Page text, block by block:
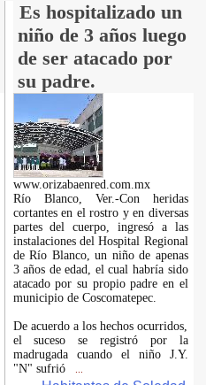
Es hospitalizado un
niño de 3 años luego
de ser atacado por
su padre.
www.orizabaenred.com.mx
Río Blanco, Ver.-Con heridas
cortantes en el rostro y en diversas
partes del cuerpo, ingresó a las
instalaciones del Hospital Regional
de Río Blanco, un niño de apenas
3 años de edad, el cual habría sido
atacado por su propio padre en el
municipio de Coscomatepec.
De acuerdo a los hechos ocurridos,
el suceso se registró por la
madrugada cuando el niño J.Y.
"N" sufrió